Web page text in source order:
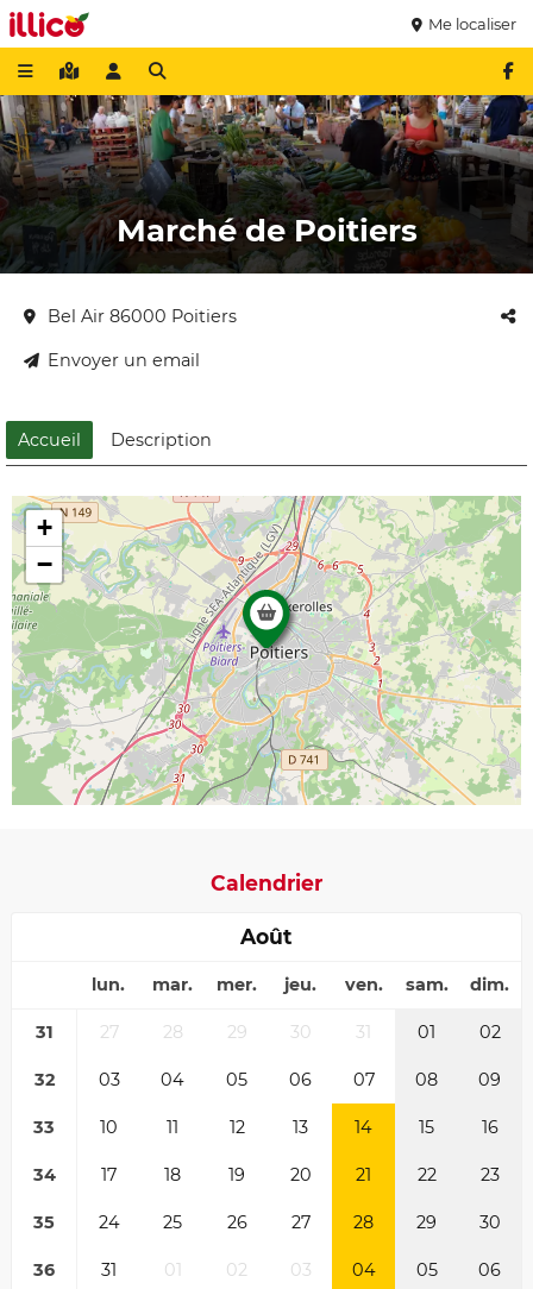
Me localiser
Marché de Poitiers
Bel Air 86000 Poitiers
Envoyer un email
Accueil Description
+
−
Calendrier
Août
lun. mar. mer. jeu. ven. sam. dim.
31 27 28 29 30 31 01 02
32 03 04 05 06 07 08 09
33 10 11 12 13 14 15 16
34 17 18 19 20 21 22 23
35 24 25 26 27 28 29 30
36 31 01 02 03 04 05 06